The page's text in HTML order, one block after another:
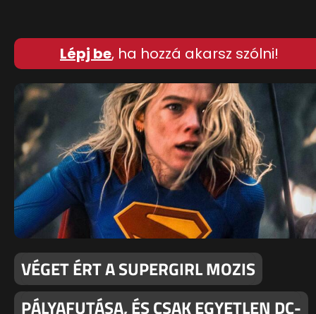
Lépj be, ha hozzá akarsz szólni!
VÉGET ÉRT A SUPERGIRL MOZIS
PÁLYAFUTÁSA, ÉS CSAK EGYETLEN DC-